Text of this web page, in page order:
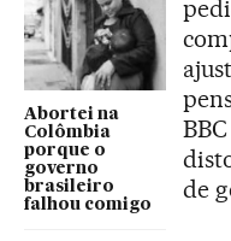
Abortei na
Colômbia
porque o
governo
brasileiro
falhou comigo
de